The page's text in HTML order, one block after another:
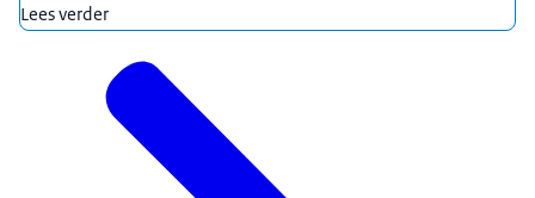
Lees verder